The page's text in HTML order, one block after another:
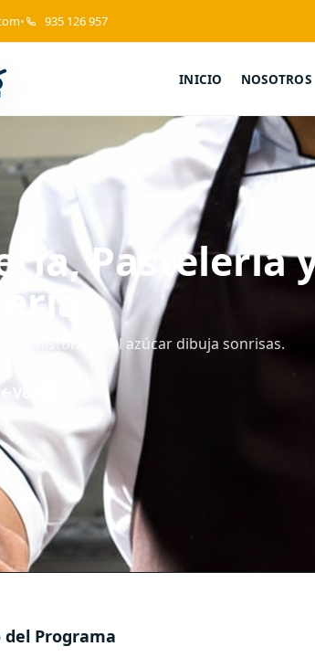
• 935 126 957
INICIO NOSOTROS
Pastelería
historias y el azúcar dibuja sonrisas.
del Programa